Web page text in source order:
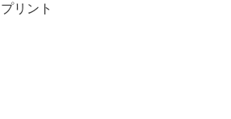
プリント